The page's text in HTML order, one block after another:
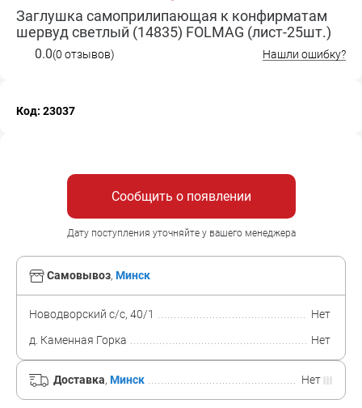
Заглушка самоприлипающая к конфирматам
шервуд светлый (14835) FOLMAG (лист-25шт.)
0.0(0 отзывов) Нашли ошибку?
Код: 23037
Сообщить о появлении
Дату поступления уточняйте у вашего менеджера
Самовывоз, Минск
Новодворский с/с, 40/1
Нет
д. Каменная Горка
Нет
Доставка, Минск Нет